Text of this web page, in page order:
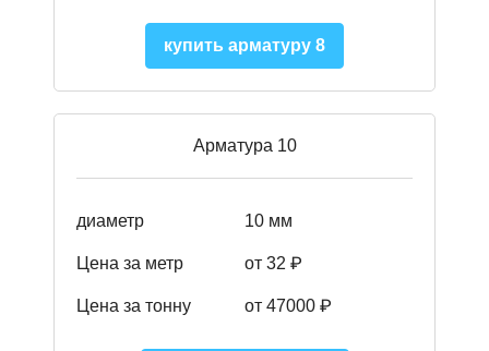
купить арматуру 8
Арматура 10
диаметр 10 мм
Цена за метр от 32 ₽
Цена за тонну от 47000 ₽